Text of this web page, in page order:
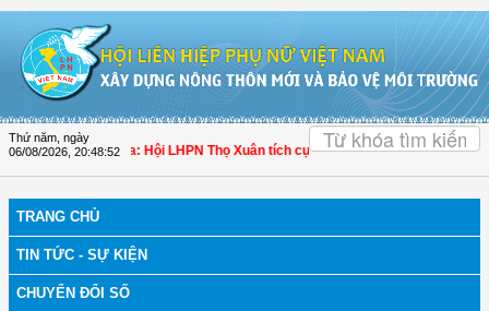
Thứ năm, ngày
06/08/2026 20:48:53
bệnh | Thanh Hóa: Hội LHPN Thọ Xuân tích cực góp phần nâng cao tỷ lệ
TRANG CHỦ
TIN TỨC - SỰ KIỆN
CHUYỂN ĐỔI SỐ
OK